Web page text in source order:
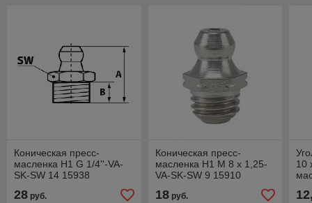
Коническая пресс-
масленка Н1 G 1/4''-VA-
SK-SW 14 15938
28 руб.
Коническая пресс-
масленка H1 M 8 x 1,25-
VA-SK-SW 9 15910
18руб.
10